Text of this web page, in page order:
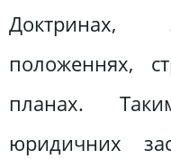
Доктринах,
положеннях,
планах.
юридичних